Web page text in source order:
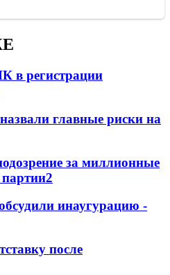
в регистрации
главные риски на
за миллионные
2
инаугурацию -
после